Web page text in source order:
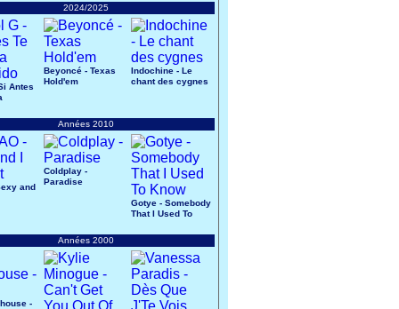
2024/2025
Antes
Beyoncé - Texas
Hold'em
Indochine - Le
chant des cygnes
Années 2010
and
Coldplay -
Paradise
Gotye - Somebody
That I Used To
Années 2000
-